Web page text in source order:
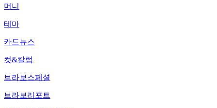
머니
테마
카드뉴스
컷&칼럼
브라보스페셜
브라보리포트